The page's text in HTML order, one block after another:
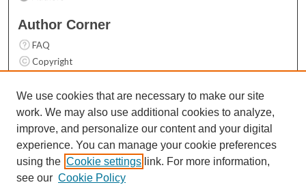
Author Corner
FAQ
Copyright
Contact Us
Links
Top 10 Downloads (All time)
Activity by year
We use cookies that are necessary to make our site
work. We may also use additional cookies to analyze,
improve, and personalize our content and your digital
experience. You can manage your cookie preferences
using the Cookie settings link. For more information,
see our Cookie Policy